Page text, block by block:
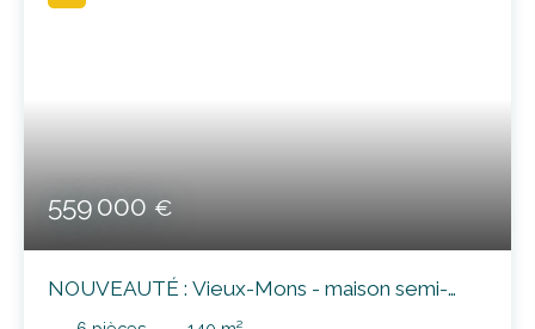
559 000€
NOUVEAUTÉ : Vieux-Mons - maison semi-
mitoyenne 140m² avec jardin, garage et